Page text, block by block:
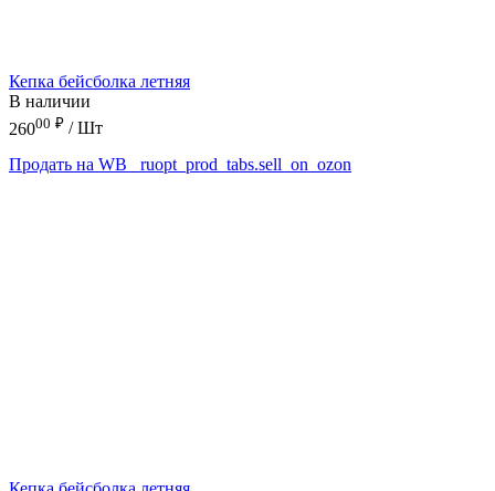
Кепка бейсболка летняя
В наличии
26000 ₽ / Шт
Продать на WB
_ruopt_prod_tabs.sell_on_ozon